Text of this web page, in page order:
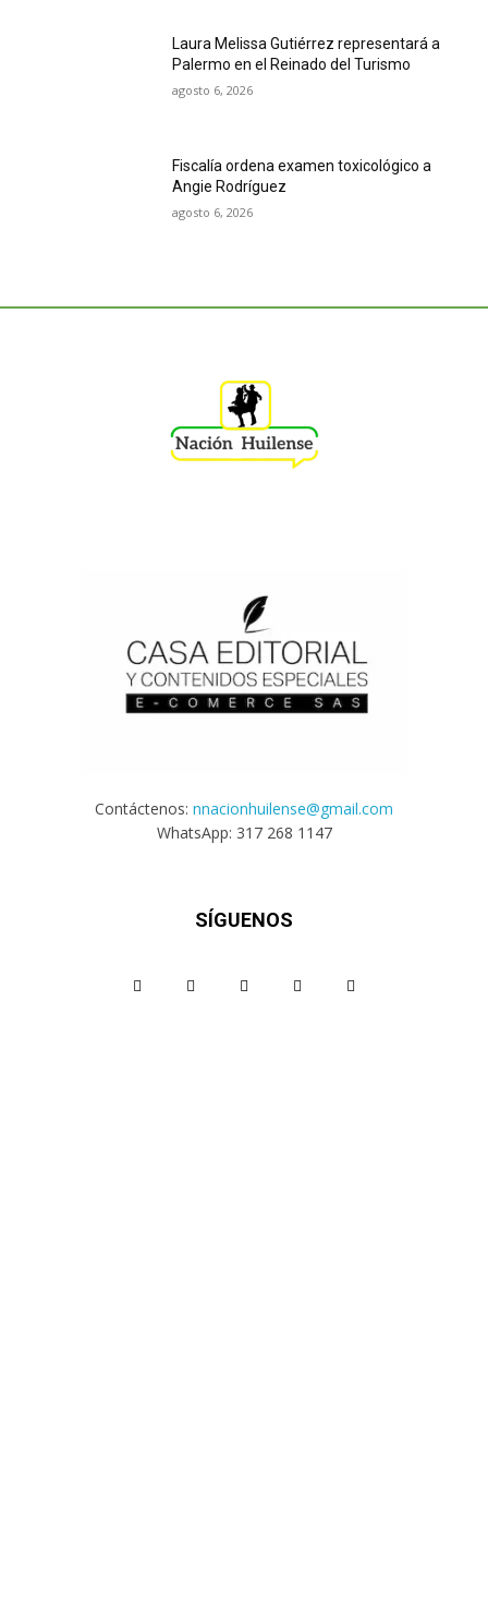
Laura Melissa Gutiérrez representará a
Palermo en el Reinado del Turismo
agosto 6, 2026
Fiscalía ordena examen toxicológico a
Angie Rodríguez
agosto 6, 2026
Contáctenos: nnacionhuilense@gmail.com
WhatsApp: 317 268 1147
SÍGUENOS